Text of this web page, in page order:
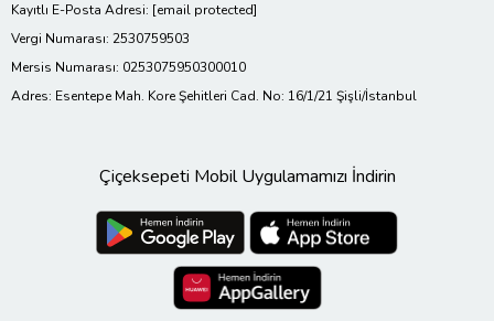
Kayıtlı E-Posta Adresi: [email protected]
Vergi Numarası: 2530759503
Mersis Numarası: 0253075950300010
Adres: Esentepe Mah. Kore Şehitleri Cad. No: 16/1/21 Şişli/İstanbul
Çiçeksepeti Mobil Uygulamamızı İndirin